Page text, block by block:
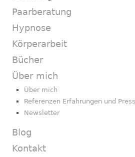
Paarberatung
Hypnose
Körperarbeit
Bücher
Über mich
Über mich
Referenzen Erfahrungen und
Newsletter
Blog
Kontakt